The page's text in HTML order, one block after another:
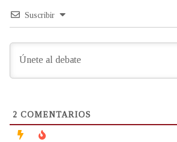
Suscribir
2 COMENTARIOS